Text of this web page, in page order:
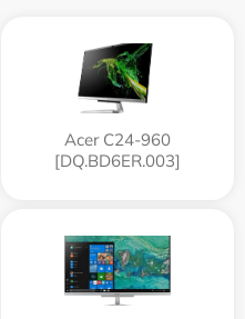
Acer C24-960
[DQ.BD6ER.003]